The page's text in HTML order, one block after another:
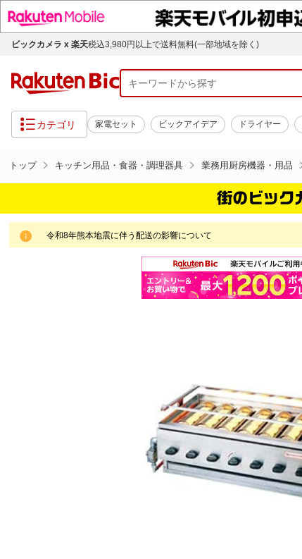
ビックカメラ x 楽天税込3,980円以上で送料無料(一部地域を除く)
カテゴリ 家電セット ビックアイデア ドライヤー
トップ キッチン用品・食器・調理器具 業務用厨房機器・用品
令和8年熊本地震に伴う配送の影響について